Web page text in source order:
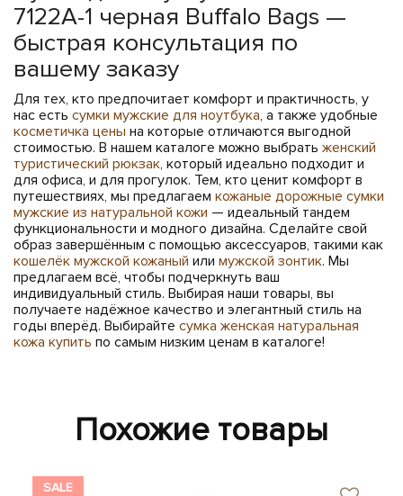
7122A-1 черная Buffalo Bags —
быстрая консультация по
вашему заказу
Для тех, кто предпочитает комфорт и практичность, у
нас есть сумки мужские для ноутбука, а также удобные
косметичка цены на которые отличаются выгодной
стоимостью. В нашем каталоге можно выбрать женский
туристический рюкзак, который идеально подходит и
для офиса, и для прогулок. Тем, кто ценит комфорт в
путешествиях, мы предлагаем кожаные дорожные сумки
мужские из натуральной кожи — идеальный тандем
функциональности и модного дизайна. Сделайте свой
образ завершённым с помощью аксессуаров, такими как
кошелёк мужской кожаный или мужской зонтик. Мы
предлагаем всё, чтобы подчеркнуть ваш
индивидуальный стиль. Выбирая наши товары, вы
получаете надёжное качество и элегантный стиль на
годы вперёд. Выбирайте сумка женская натуральная
кожа купить по самым низким ценам в каталоге!
Похожие товары
SALE